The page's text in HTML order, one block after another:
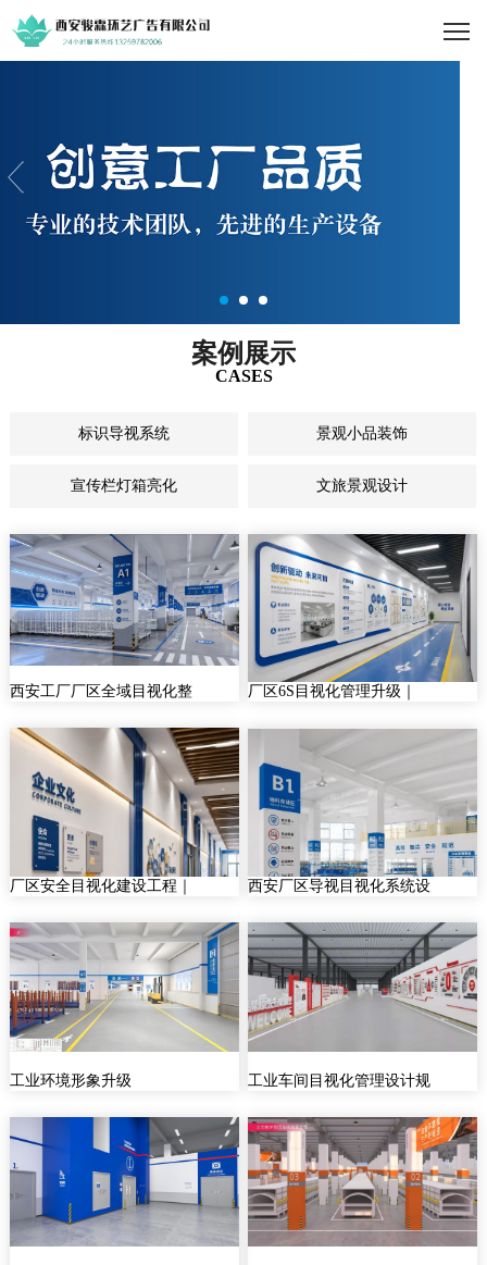
案例展示
CASES
标识导视系统 景观小品装饰
宣传栏灯箱亮化 文旅景观设计
西安工厂厂区全域目视化整 厂区6S目视化管理升级｜
厂区安全目视化建设工程｜ 西安厂区导视目视化系统设
工业环境形象升级 工业车间目视化管理设计规